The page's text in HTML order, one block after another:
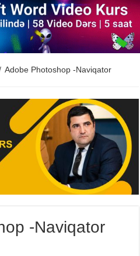
Adobe Photoshop -Naviqator
-Naviqator